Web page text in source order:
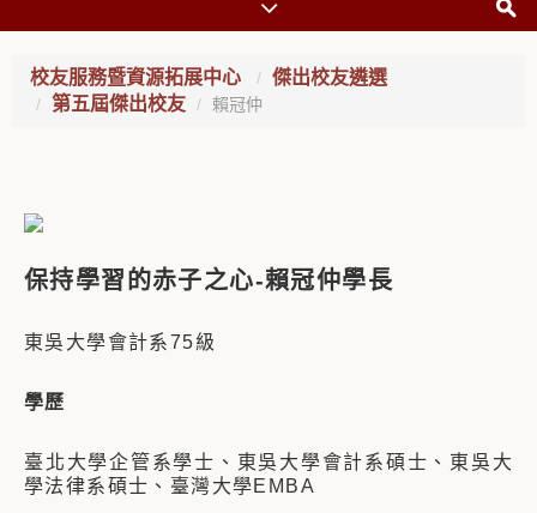
校友服務暨資源拓展中心
傑出校友遴選
第五屆傑出校友
賴冠仲
保持學習的赤子之心-賴冠仲學長
東吳大學會計系75級
學歷
臺北大學企管系學士、東吳大學會計系碩士、東吳大
學法律系碩士、臺灣大學EMBA